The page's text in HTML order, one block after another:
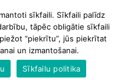
sīkfaili. Sīkfaili palīdz
tāpēc obligātie sīkfaili
“piekrītu”, jūs piekrītat
un izmantošanai.
Sīkfailu politika